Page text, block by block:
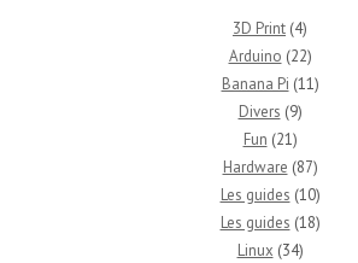
3D Print (4)
Arduino (22)
Banana Pi (11)
Divers (9)
Fun (21)
Hardware (87)
Les guides (10)
Les guides (18)
Linux (34)